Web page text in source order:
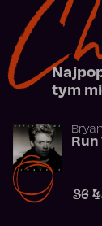
tym
Run
36